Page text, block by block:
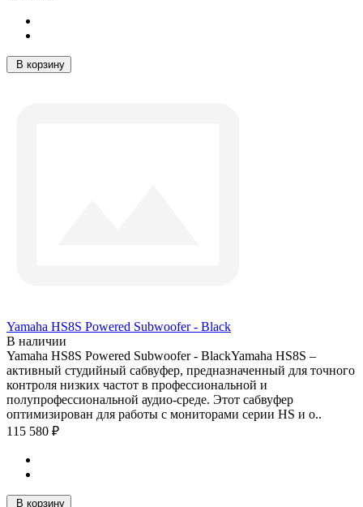
В корзину
Yamaha HS8S Powered Subwoofer - Black
В наличии
Yamaha HS8S Powered Subwoofer - BlackYamaha HS8S –
активный студийный сабвуфер, предназначенный для точного
контроля низких частот в профессиональной и
полупрофессиональной аудио-среде. Этот сабвуфер
оптимизирован для работы с мониторами серии HS и о..
115 580 ₽
В корзину